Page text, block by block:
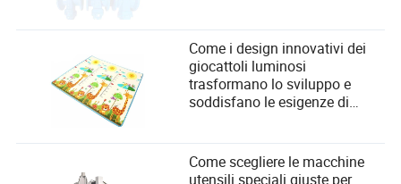
Come i design innovativi dei
giocattoli luminosi
trasformano lo sviluppo e
soddisfano le esigenze di
Come scegliere le macchine
utensili speciali giuste per